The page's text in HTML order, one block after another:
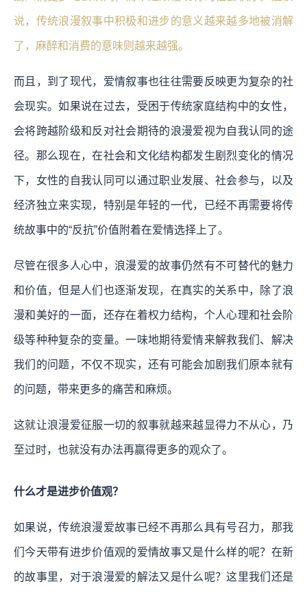
说，传统浪漫叙事中积极和进步的意义越来越多地被消解
了，麻醉和消费的意味则越来越强。
而且，到了现代，爱情叙事也往往需要反映更为复杂的社
会现实。如果说在过去，受困于传统家庭结构中的女性，
会将跨越阶级和反对社会期待的浪漫爱视为自我认同的途
径。那么现在，在社会和文化结构都发生剧烈变化的情况
下，女性的自我认同可以通过职业发展、社会参与，以及
经济独立来实现，特别是年轻的一代，已经不再需要将传
统故事中的“反抗”价值附着在爱情选择上了。
尽管在很多人心中，浪漫爱的故事仍然有不可替代的魅力
和价值，但是人们也逐渐发现，在真实的关系中，除了浪
漫和美好的一面，还存在着权力结构，个人心理和社会阶
级等种种复杂的变量。一味地期待爱情来解救我们、解决
我们的问题，不仅不现实，还有可能会加剧我们原本就有
的问题，带来更多的痛苦和麻烦。
这就让浪漫爱征服一切的叙事就越来越显得力不从心，乃
至过时，也就没有办法再赢得更多的观众了。
什么才是进步价值观？
如果说，传统浪漫爱故事已经不再那么具有号召力，那我
们今天带有进步价值观的爱情故事又是什么样的呢？在新
的故事里，对于浪漫爱的解法又是什么呢？这里我们还是